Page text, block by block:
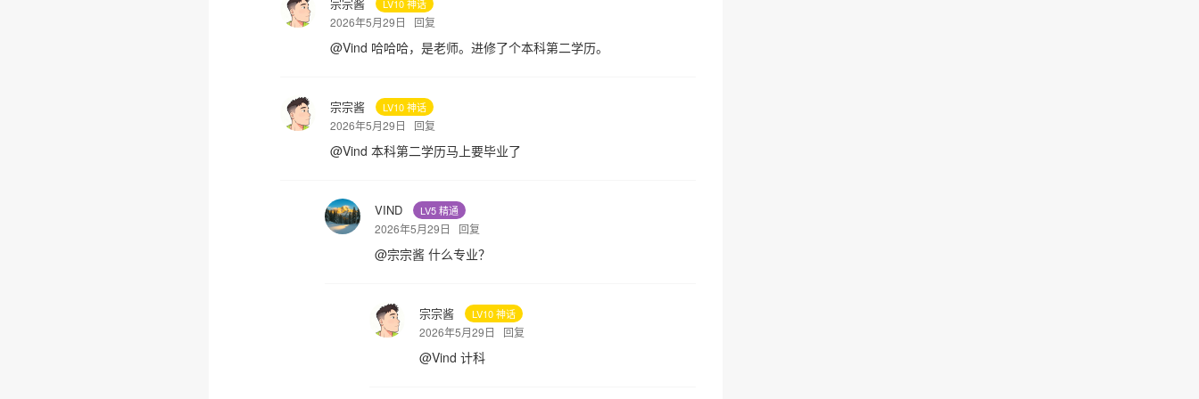
LV10 神话
2026年5月29日 回复
@Vind 哈哈哈，是老师。进修了个本科第二学历。
宗宗酱 LV10 神话
2026年5月29日 回复
@Vind 本科第二学历马上要毕业了
VIND LV5 精通
2026年5月29日 回复
@宗宗酱 什么专业？
宗宗酱 LV10 神话
2026年5月29日 回复
@Vind 计科